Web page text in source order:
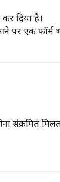
दिया है।
एक फॉर्म
संक्रमित